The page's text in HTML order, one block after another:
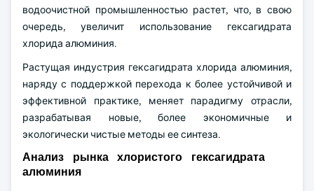
водоочистной промышленностью растет, что, в свою
очередь, увеличит использование гексагидрата
хлорида алюминия.
Растущая индустрия гексагидрата хлорида алюминия,
наряду с поддержкой перехода к более устойчивой и
эффективной практике, меняет парадигму отрасли,
разрабатывая новые, более экономичные и
экологически чистые методы ее синтеза.
Анализ рынка хлористого гексагидрата
алюминия